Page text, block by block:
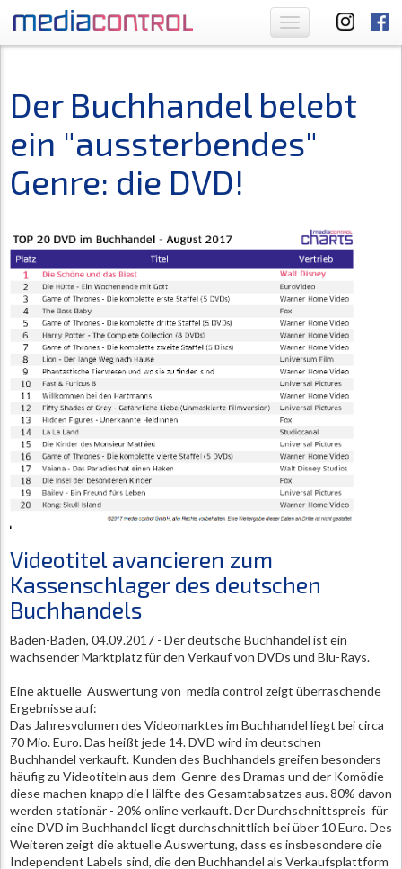
Toggle
navigation
Der Buchhandel belebt
ein "aussterbendes"
Genre: die DVD!
Videotitel avancieren zum
Kassenschlager des deutschen
Buchhandels
Baden-Baden, 04.09.2017 - Der deutsche Buchhandel ist ein
wachsender Marktplatz für den Verkauf von DVDs und Blu-Rays.
Eine aktuelle Auswertung von media control zeigt überraschende
Ergebnisse auf:
Das Jahresvolumen des Videomarktes im Buchhandel liegt bei circa
70 Mio. Euro. Das heißt jede 14. DVD wird im deutschen
Buchhandel verkauft. Kunden des Buchhandels greifen besonders
häufig zu Videotiteln aus dem Genre des Dramas und der Komödie -
diese machen knapp die Hälfte des Gesamtabsatzes aus. 80% davon
werden stationär - 20% online verkauft. Der Durchschnittspreis für
eine DVD im Buchhandel liegt durchschnittlich bei über 10 Euro. Des
Weiteren zeigt die aktuelle Auswertung, dass es insbesondere die
Independent Labels sind, die den Buchhandel als Verkaufsplattform